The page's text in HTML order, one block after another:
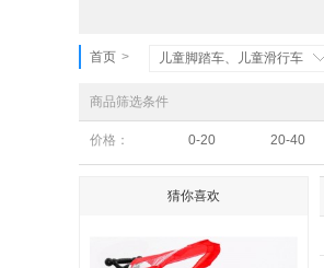
首页 > 儿童脚踏车、儿童滑行车
商品筛选条件
价格： 0-20 20-40
猜你喜欢